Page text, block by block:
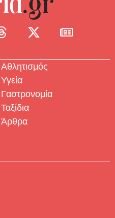
Αθλητισμός
Υγεία
Γαστρονομία
Ταξίδια
Άρθρα